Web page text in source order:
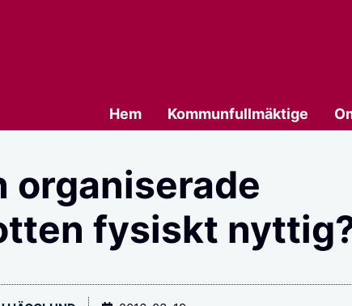
Hem Kommunfullmäktige
organiserade
fysiskt